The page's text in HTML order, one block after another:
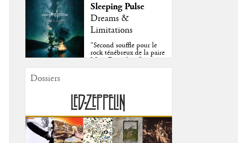
Sleeping Pulse
Dreams &
Limitations
"Second souffle pour le
rock ténébreux de la paire
Moss-Fazendeiro"
Dossiers